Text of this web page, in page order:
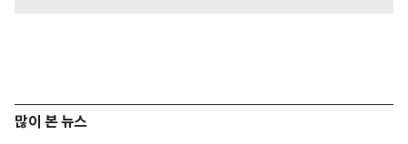
많이 본 뉴스